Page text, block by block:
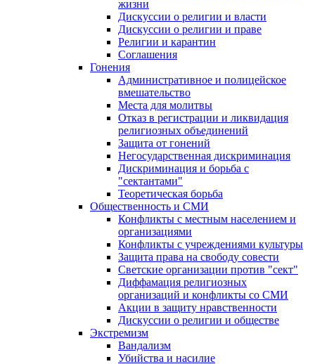
жизни
Дискуссии о религии и власти
Дискуссии о религии и праве
Религии и карантин
Соглашения
Гонения
Административное и полицейское
вмешательство
Места для молитвы
Отказ в регистрации и ликвидация
религиозных объединений
Защита от гонений
Негосударственная дискриминация
Дискриминация и борьба с
"сектантами"
Теоретическая борьба
Общественность и СМИ
Конфликты с местным населением и
организациями
Конфликты с учреждениями культуры
Защита права на свободу совести
Светские организации против "сект"
Диффамация религиозных
организаций и конфликты со СМИ
Акции в защиту нравственности
Дискуссии о религии и обществе
Экстремизм
Вандализм
Убийства и насилие